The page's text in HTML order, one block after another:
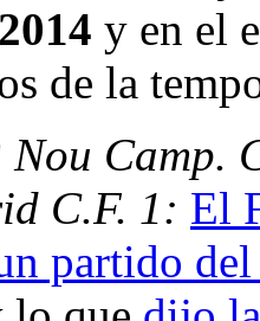
y en el
de la
Camp.
C.F. 1: El
partido